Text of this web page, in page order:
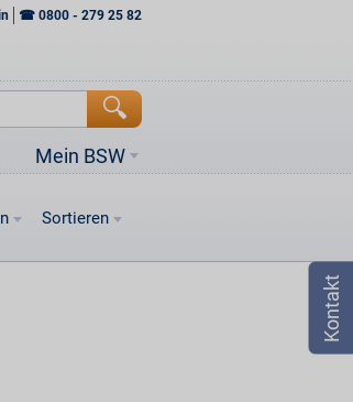
☎ 0800 - 279 25 82
Mein BSW
Sortieren